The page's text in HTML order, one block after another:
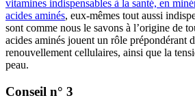
vitamines indispensables à la santé, en
acides aminés, eux-mêmes tout aussi
sont comme nous le savons à l’origine de
acides aminés jouent un rôle prépondérant
renouvellement cellulaires, ainsi que la
peau.
Conseil n° 3